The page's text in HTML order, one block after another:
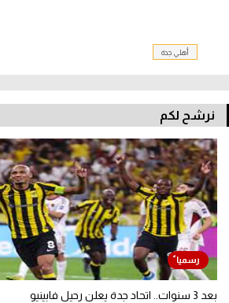
أهلي جدة
نرشح لكم
بعد 3 سنوات.. اتحاد جدة يعلن رحيل فابينيو